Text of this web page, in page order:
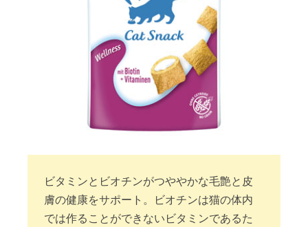
ビタミンとビオチンがつややかな毛艶と皮
膚の健康をサポート。ビオチンは猫の体内
では作ることができないビタミンであるた